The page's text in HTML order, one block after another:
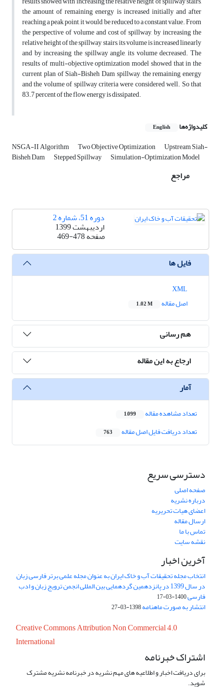
the amount of remaining energy is increased initially and after
reaching a peak point, it would be reduced to a constant value. From
the perspective of volume and cost of spillway, by increasing the
relative height of the spillway stairs, its volume is increased linearly
and by increasing the spillway angle, its volume decreased. The
results of multi-objective optimization model showed that in the
current plan of Siah-Bisheh Dam spillway, the remaining energy
and the volume of spillway criteria were considered well. So that
83.7 percent of the flow energy is dissipated.
کلیدواژه‌ها English
NSGA-II Algorithm Two Objective Optimization Upstream Siah-
Bisheh Dam Stepped Spillway Simulation-Optimization Model
مراجع
دوره 51، شماره 2
اردیبهشت 1399
صفحه469-478
فایل ها
اصل مقاله
1.02 M
هم رسانی
ارجاع به این مقاله
آمار
تعداد مشاهده مقاله 1,099
تعداد دریافت فایل اصل مقاله 763
دسترسی سریع
صفحه اصلی
درباره نشریه
اعضای هیات تحریریه
ارسال مقاله
تماس با ما
نقشه سایت
آخرین اخبار
انتخاب مجله تحقیقات آب و خاک ایران به عنوان مجله علمی برتر فارسی زبان
در سال 1399 در پانزدهمین گردهمایی بین المللی انجمن ترویج زبان و ادب
فارسی1400-03-17
انتشار به صورت ماهنامه1398-03-27
Creative Commons Attribution Non Commercial 4.0
International
اشتراک خبرنامه
برای دریافت اخبار و اطلاعیه های مهم نشریه در خبرنامه نشریه مشترک
شوید.